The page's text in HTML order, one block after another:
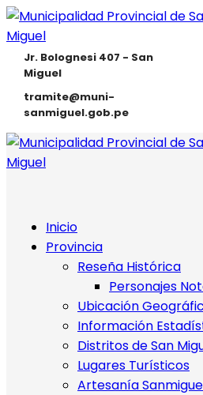
Jr. Bolognesi 407 - San
Miguel
tramite@muni-
sanmiguel.gob.pe
Inicio
Provincia
Reseña Histórica
Personajes
Ubicación
Información
Distritos de San
Lugares Turísticos
Artesanía